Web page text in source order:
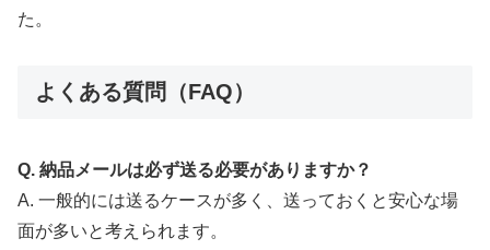
た 。
よくある質問（FAQ）
Q. 納品メールは必ず送る必要がありますか？
A. 一般的には送るケースが多く、送っておくと安心な場
面が多いと考えられます。